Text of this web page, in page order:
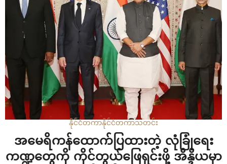
နိုင်ငံတကာနိုင်ငံတကာသတင်း
အမေရိကန်ထောက်ပြထားတဲ့ လုံခြုံရေး
ကဏ္ဍတွေကို ကိုင်တွယ်ဖြေရှင်းဖို့ အိန္ဒိယမှာ